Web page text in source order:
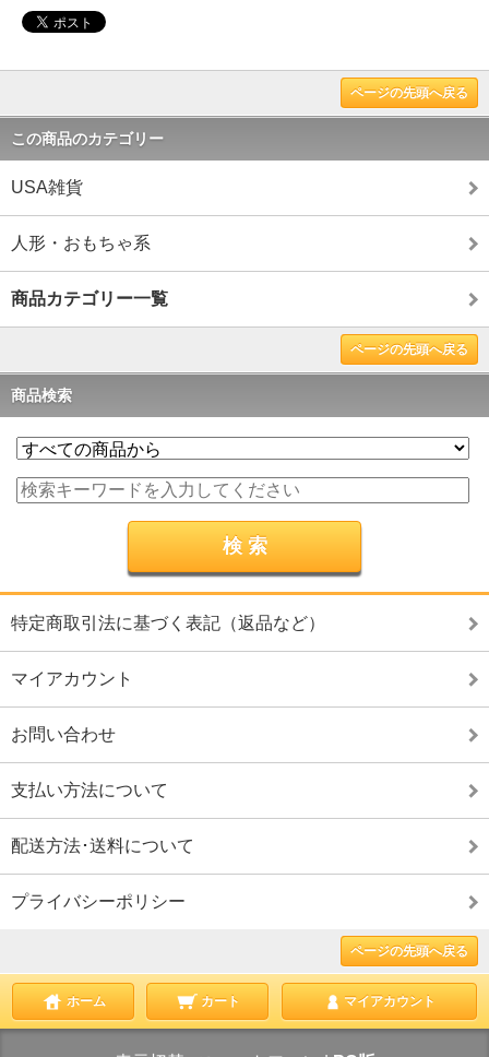
ページの先頭へ戻る
この商品のカテゴリー
USA雑貨
人形・おもちゃ系
商品カテゴリー一覧
ページの先頭へ戻る
商品検索
特定商取引法に基づく表記（返品など）
マイアカウント
お問い合わせ
支払い方法について
配送方法･送料について
プライバシーポリシー
ページの先頭へ戻る
ホーム カート マイアカウント